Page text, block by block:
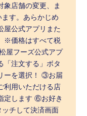
店舗の変更、ま
す。あらかじめ
公式アプリまた
※価格はすべて税
屋フーズ公式アプ
注文する」ボタ
ーを選択！ ③お届
利用いただける店
定します ⑥お好き
チして決済画面